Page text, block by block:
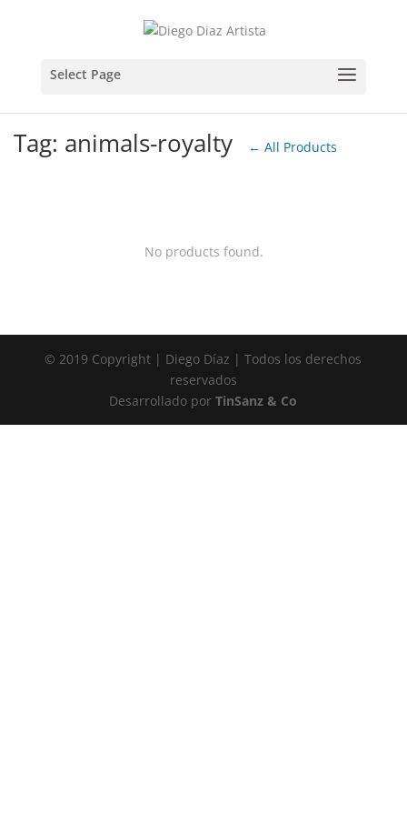
Tag: animals-royalty ← All Products
No products found.
© 2019 Copyright | Diego Díaz | Todos los derechos
reservados
Desarrollado porTinSanz & Co